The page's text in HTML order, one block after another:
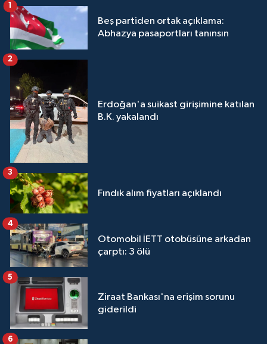
Beş partiden ortak açıklama:
Abhazya pasaportları tanınsın
1
Erdoğan'a suikast girişimine katılan
B.K. yakalandı
2
Fındık alım fiyatları açıklandı
3
Otomobil İETT otobüsüne arkadan
çarptı: 3 ölü
4
Ziraat Bankası'na erişim sorunu
giderildi
5
6